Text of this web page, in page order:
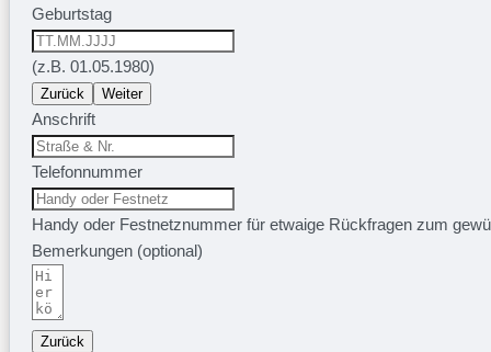
Geburtstag
(z.B. 01.05.1980)
Zurück Weiter
Anschrift
Telefonnummer
Handy oder Festnetznummer für etwaige Rückfragen zum
Bemerkungen (optional)
Zurück